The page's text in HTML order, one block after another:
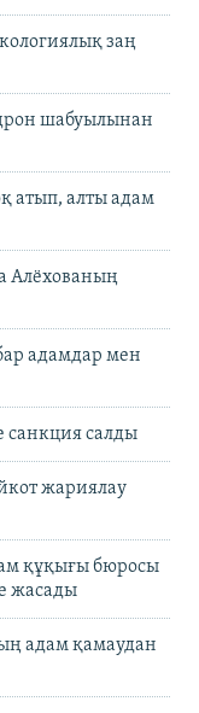
заң
шабуылынан
атып, алты адам
Алёхованың
адамдар мен
санкция салды
жариялау
құқығы бюросы
жасады
адам қамаудан